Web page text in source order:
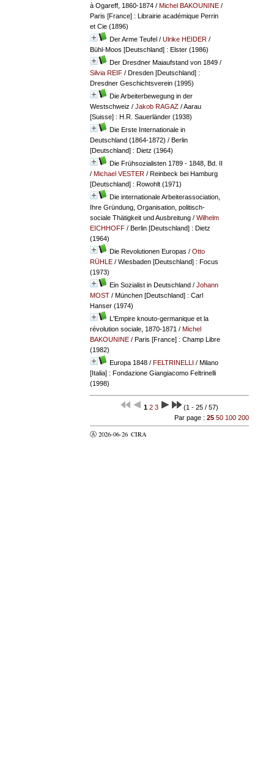
à Ogareff, 1860-1874/ Michel BAKOUNINE/
Paris [France] : Librairie académique Perrin
et Cie (1896)
Der Arme Teufel/ Ulrike HEIDER/
Bühl-Moos [Deutschland] : Elster (1986)
Der Dresdner Maiaufstand von 1849/
Silvia REIF/ Dresden [Deutschland] :
Dresdner Geschichtsverein (1995)
Die Arbeiterbewegung in der
Westschweiz / Jakob RAGAZ/ Aarau
[Suisse] : H.R. Sauerländer (1938)
Die Erste Internationale in
Deutschland (1864-1872) / Berlin
[Deutschland] : Dietz (1964)
Die Frühsozialisten 1789 - 1848, Bd. II
/ Michael VESTER/ Reinbeck bei Hamburg
[Deutschland] : Rowohlt (1971)
Die internationale Arbeiterassociation,
Ihre Gründung, Organisation, politisch-
sociale Thätigkeit und Ausbreitung/ Wilhelm
EICHHOFF/ Berlin [Deutschland] : Dietz
(1964)
Die Revolutionen Europas / Otto
RÜHLE/ Wiesbaden [Deutschland] : Focus
(1973)
Ein Sozialist in Deutschland/ Johann
MOST/ München [Deutschland] : Carl
Hanser (1974)
L'Empire knouto-germanique et la
révolution sociale, 1870-1871 / Michel
BAKOUNINE/ Paris [France] : Champ Libre
(1982)
Europa 1848/ FELTRINELLI / Milano
[Italia] : Fondazione Giangiacomo Feltrinelli
(1998)
1 2 3
(1 - 25 / 57)
Par page : 25 50 100 200
Ⓐ 2026-06-26 CIRA